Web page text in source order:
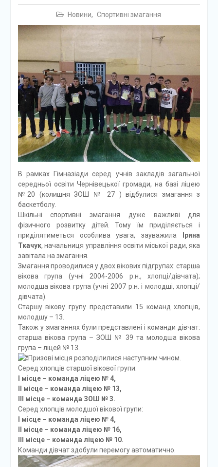
Новини, Спортивні змагання
В рамках Гімназіади серед учнів закладів загальної
середньої освіти Чернівецької громади, на базі ліцею
№20 (колишня ЗОШ № 27 ) відбулися змагання з
баскетболу.
Шкільні спортивні змагання дуже важливі для
фізичного розвитку дітей. Тому їм приділяється і
приділятиметься особлива увага, зауважила
Ірина
Ткачук, начальниця управління освіти міської ради, яка
завітала на змагання.
Змагання проводилися у двох вікових підгрупах: старша
вікова група (учні 2004-2006 р.н., хлопці/дівчата);
молодша вікова група (учні 2007 р.н. і молодші, хлопці/
дівчата).
Старшу вікову групу представили 15 команд хлопців,
молодшу – 13.
Також у змаганнях були представлені і команди дівчат:
старша вікова група – ЗОШ № 39 та молодша вікова
група – ліцей № 13.
Призові місця розподілилися наступним чином.
Серед хлопців старшої вікової групи:
І місце – команда ліцею № 4,
ІІ місце – команда ліцею № 13,
ІІІ місце – команда ЗОШ № 3.
Серед хлопців молодшої вікової групи:
І місце – команда ліцею № 4,
ІІ місце – команда ліцею № 16,
ІІІ місце – команда ліцею № 10.
Команди дівчат здобули перемогу автоматично.